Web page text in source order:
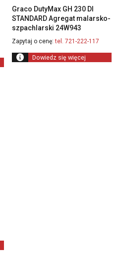
Graco DutyMax GH 230 DI
STANDARD Agregat malarsko-
szpachlarski 24W943
Zapytaj o cenę: tel. 721-222-117
Dowiedz się więcej